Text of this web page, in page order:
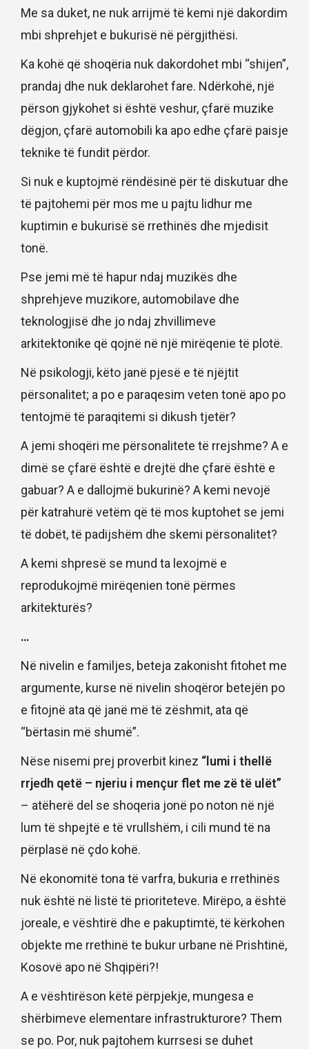
Me sa duket, ne nuk arrijmë të kemi një dakordim
mbi shprehjet e bukurisë në përgjithësi.
Ka kohë që shoqëria nuk dakordohet mbi “shijen”,
prandaj dhe nuk deklarohet fare. Ndërkohë, një
përson gjykohet si është veshur, çfarë muzike
dëgjon, çfarë automobili ka apo edhe çfarë paisje
teknike të fundit përdor.
Si nuk e kuptojmë rëndësinë për të diskutuar dhe
të pajtohemi për mos me u pajtu lidhur me
kuptimin e bukurisë së rrethinës dhe mjedisit
tonë.
Pse jemi më të hapur ndaj muzikës dhe
shprehjeve muzikore, automobilave dhe
teknologjisë dhe jo ndaj zhvillimeve
arkitektonike që qojnë në një mirëqenie të plotë.
Në psikologji, këto janë pjesë e të njëjtit
përsonalitet; a po e paraqesim veten tonë apo po
tentojmë të paraqitemi si dikush tjetër?
A jemi shoqëri me përsonalitete të rrejshme? A e
dimë se çfarë është e drejtë dhe çfarë është e
gabuar? A e dallojmë bukurinë? A kemi nevojë
për katrahurë vetëm që të mos kuptohet se jemi
të dobët, të padijshëm dhe skemi përsonalitet?
A kemi shpresë se mund ta lexojmë e
reprodukojmë mirëqenien tonë përmes
arkitekturës?
…
Në nivelin e familjes, beteja zakonisht fitohet me
argumente, kurse në nivelin shoqëror betejën po
e fitojnë ata që janë më të zëshmit, ata që
“bërtasin më shumë”.
Nëse nisemi prej proverbit kinez “lumi i thellë
rrjedh qetë – njeriu i mençur flet me zë të ulët”
– atëherë del se shoqeria jonë po noton në një
lum të shpejtë e të vrullshëm, i cili mund të na
përplasë në çdo kohë.
Në ekonomitë tona të varfra, bukuria e rrethinës
nuk është në listë të prioriteteve. Mirëpo, a është
joreale, e vështirë dhe e pakuptimtë, të kërkohen
objekte me rrethinë te bukur urbane në Prishtinë,
Kosovë apo në Shqipëri?!
A e vështirëson këtë përpjekje, mungesa e
shërbimeve elementare infrastrukturore? Them
se po. Por, nuk pajtohem kurrsesi se duhet